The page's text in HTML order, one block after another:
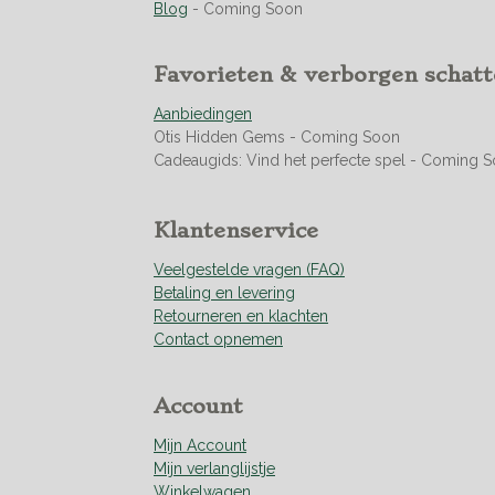
9
7
4
2
2
5
2
1
s
t
e
n
Blog - Coming Soon
Favorieten & verborgen
Aanbiedingen
Otis Hidden Gems - Coming Soon
Cadeaugids: Vind het perfecte spel - Coming
Klantenservice
Veelgestelde vragen (FAQ)
Betaling en levering
Retourneren en klachten
Contact opnemen
Account
Mijn Account
Mijn verlanglijstje
Winkelwagen